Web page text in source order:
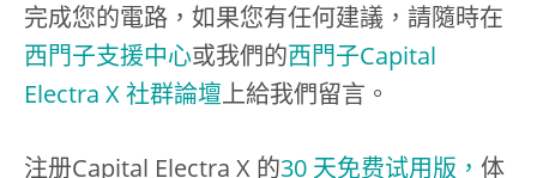
完成您的電路，如果您有任何建議，請隨時在
西門子支援中心或我們的西門子Capital
Electra X 社群論壇上給我們留言。
注册Capital Electra X 的30 天免费试用版， 体